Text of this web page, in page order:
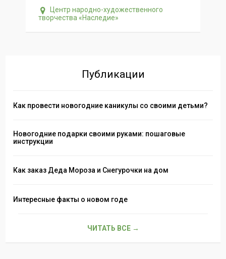
Центр народно-художественного
творчества «Наследие»
Публикации
Как провести новогодние каникулы со своими детьми?
Новогодние подарки своими руками: пошаговые
инструкции
Как заказ Деда Мороза и Снегурочки на дом
Интересные факты о новом годе
ЧИТАТЬ ВСЕ →